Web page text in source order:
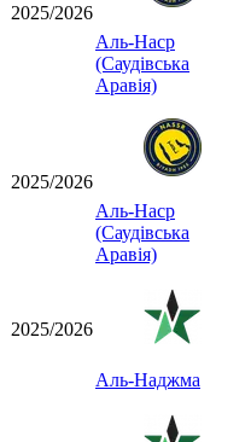
2025/2026
Аль-Наср
(Саудівська
Аравія)
2025/2026
Аль-Наср
(Саудівська
Аравія)
2025/2026
Аль-Наджма